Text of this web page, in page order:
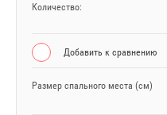
Количество:
Добавить к сравнению
Размер спального места (см)